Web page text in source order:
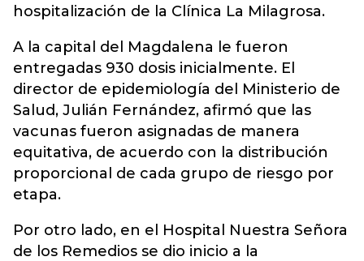
hospitalización de la Clínica La Milagrosa.
A la capital del Magdalena le fueron
entregadas 930 dosis inicialmente. El
director de epidemiología del Ministerio de
Salud, Julián Fernández, afirmó que las
vacunas fueron asignadas de manera
equitativa, de acuerdo con la distribución
proporcional de cada grupo de riesgo por
etapa.
Por otro lado, en el Hospital Nuestra Señora
de los Remedios se dio inicio a la